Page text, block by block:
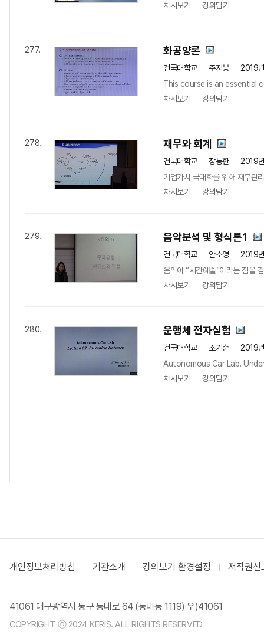
차시보기
강의담기
277. 화공양론
건국대학교 주지봉
2019
This course is an essential
차시보기
강의담기
278. 재무와 회계
건국대학교 장동한
2019
기업가치 극대화를 위해 재무관
차시보기
강의담기
279. 음악분석 및 형식론1
건국대학교 안소영
2019
음악이 “시간예술”이라는 점을
차시보기
강의담기
280. 운행체 전자실험
건국대학교 조기춘
2019
Autonomous Car Lab.
차시보기
강의담기
개인정보처리방침 기관소개 강의보기 환경설정 저작권신
41061 대구광역시 동구 동내로 64 (동내동 1119) 우)41061
COPYRIGHT ⓒ 2024 KERIS. ALL RIGHTS RESERVED